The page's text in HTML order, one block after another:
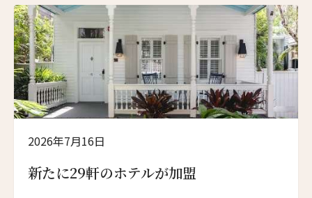
2026年7月16日
新たに29軒のホテルが加盟